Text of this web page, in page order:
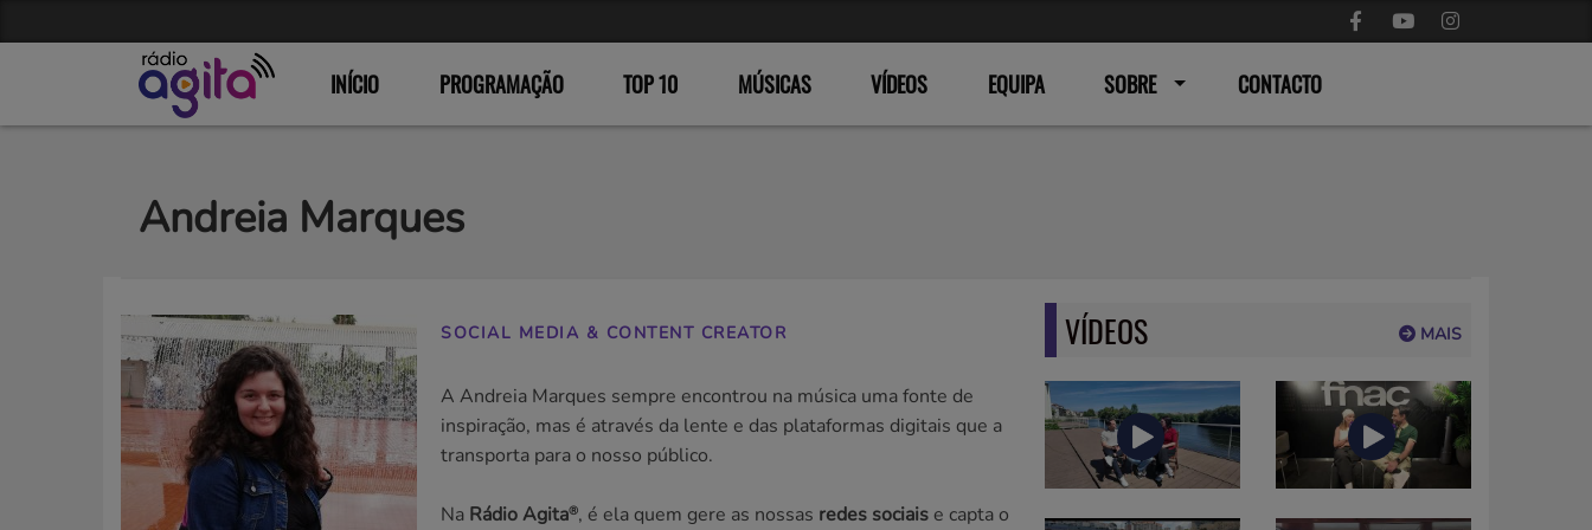
INÍCIO PROGRAMAÇÃO TOP 10 MÚSICAS VÍDEOS EQUIPA SOBRE CONTACTO
Andreia Marques
SOCIAL MEDIA & CONTENT CREATOR
A Andreia Marques sempre encontrou na música uma fonte de
inspiração, mas é através da lente e das plataformas digitais que a
transporta para o nosso público.
Na Rádio Agita®, é ela quem gere as nossas redes sociais e capta o
MAIS
VÍDEOS